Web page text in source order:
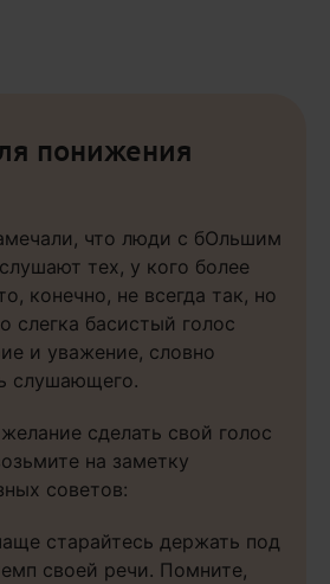
понижения
что люди с бОльшим
тех, у кого более
конечно, не всегда так, но
слегка басистый голос
и уважение, словно
слушающего.
сделать свой голос
на заметку
советов:
старайтесь держать под
своей речи. Помните,